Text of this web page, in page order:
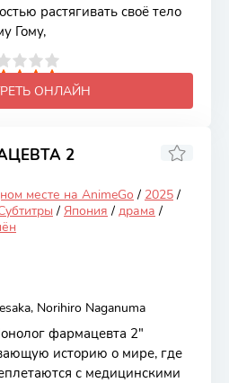
растягивать своё тело
Гому,
ОНЛАЙН
2
месте на AnimeGo / 2025 /
/ Япония / драма /
Norihiro Naganuma
фармацевта 2"
историю о мире, где
с медицинскими